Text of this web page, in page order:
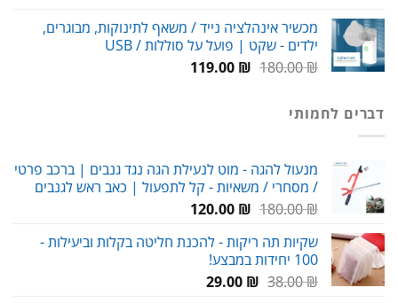
היה:
150.00 ₪.
הוא:
99.00 ₪.
מכשיר אינהלציה נייד / משאף לתינוקות, מבוגרים,
ילדים - שקט | פועל על סוללות / USB
180.00₪
המחיר119.00 ₪
המחיר
דברים לחמותי
מנעול להגה - מוט לנעילת הגה נגד גנבים | ברכב פרטי
/ מסחרי / משאיות - קל לתפעול | כאב ראש לגנבים
180.00₪
המחיר
היה:
180.00 ₪.
120.00 ₪
המחיר
הוא:
שקיות תה ריקות - להכנת חליטה בקלות וביעילות -
100 יחידות במבצע!
38.00₪
המחיר29.00 ₪
המחיר